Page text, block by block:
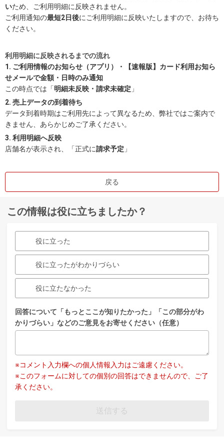
いため、ご利用明細に反映されません。
ご利用通知の最短2日後にご利用明細に反映いたしますので、お待ち
ください。
利用明細に反映されるまでの流れ
1. ご利用情報のお知らせ（アプリ）・【速報版】カード利用お知ら
せメールで金額・日時のみ通知
この時点では「明細未反映・請求未確定 」
2. 売上データの到着待ち
データ到着時期はご利用先によって異なるため、弊社ではご案内で
きません、あらかじめご了承ください。
3. 利用明細へ反映
店舗名が表示され、「正式に請求予定 」
戻る
この情報は役に立ちましたか？
役に立った
役に立ったがわかりづらい
役に立たなかった
回答について「もっとここが知りたかった」「この部分がわ
かりづらい」などのご意見をお寄せください（任意）
※コメント入力欄への個人情報入力はご遠慮ください。
※このフォームに対しての個別の回答はできませんので、ご了
承ください。
送信する